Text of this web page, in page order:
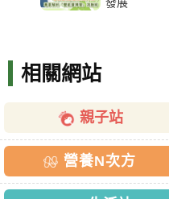
相關網站
親子站
營養N次方